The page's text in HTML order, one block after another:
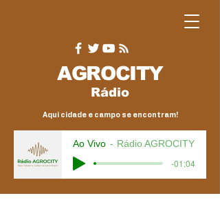
AGROCITY
Rádio
Aqui cidade e campo se encontram!
Ao Vivo Rádio AGROCITY
-01:04